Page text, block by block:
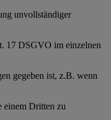
unvollständiger
17 DSGVO im einzelnen
gegeben ist, z.B. wenn
einem Dritten zu